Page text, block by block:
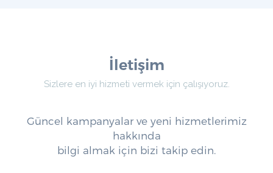
İletişim
Sizlere en iyi hizmeti vermek için çalışıyoruz.
Güncel kampanyalar ve yeni hizmetlerimiz
hakkında
bilgi almak için bizi takip edin.